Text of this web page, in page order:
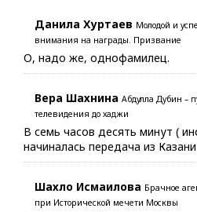
Данила Хуртаев Молодой и
внимания на награды. Призвание
О, надо же, однофамилец.
Вера Шахнина Абдулла Дубин –
телевидения до хаджи
В семь часов десять минут (
начиналась передача из
Шахло Исмаилова Брачное
при Исторической мечети Москвы